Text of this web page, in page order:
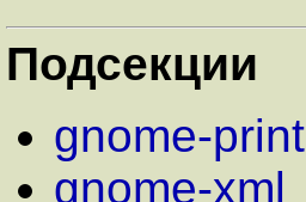
Подсекции
gnome-print
gnome-xml